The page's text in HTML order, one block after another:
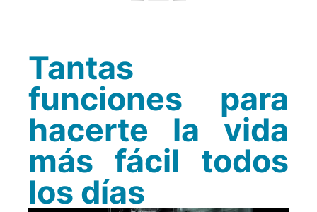
Tantas
funciones para
hacerte la vida
más fácil todos
los días